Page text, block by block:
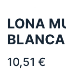
LONA
BLANCA
10,51 €